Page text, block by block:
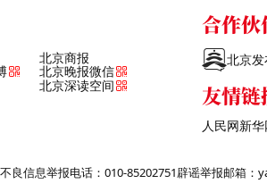
北京商报
北京晚报微信
北京深读空间
合作伙
北京
友情链
人民网新华
良信息举报电话：010-85202751辟谣举报邮箱：